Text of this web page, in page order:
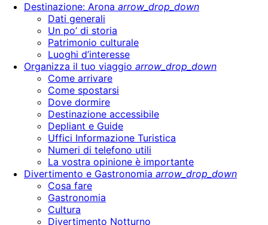
Destinazione: Arona arrow_drop_down
Dati generali
Un po’ di storia
Patrimonio culturale
Luoghi d’interesse
Organizza il tuo viaggio arrow_drop_down
Come arrivare
Come spostarsi
Dove dormire
Destinazione accessibile
Depliant e Guide
Uffici Informazione Turistica
Numeri di telefono utili
La vostra opinione è importante
Divertimento e Gastronomia arrow_drop_down
Cosa fare
Gastronomia
Cultura
Divertimento Notturno